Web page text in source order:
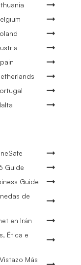
Guide
Guide
de
en Irán
Ética e
Más